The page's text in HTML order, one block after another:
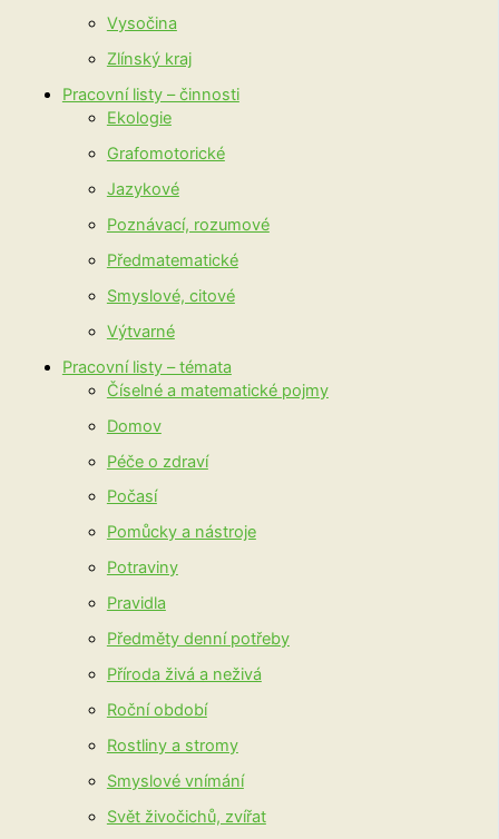
Vysočina
Zlínský kraj
Pracovní listy – činnosti
Ekologie
Grafomotorické
Jazykové
Poznávací, rozumové
Předmatematické
Smyslové, citové
Výtvarné
Pracovní listy – témata
Číselné a matematické pojmy
Domov
Péče o zdraví
Počasí
Pomůcky a nástroje
Potraviny
Pravidla
Předměty denní potřeby
Příroda živá a neživá
Roční období
Rostliny a stromy
Smyslové vnímání
Svět živočichů, zvířat